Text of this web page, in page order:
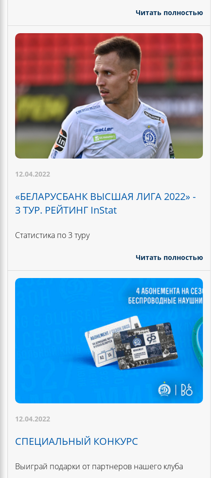
Читать полностью
12.04.2022
«БЕЛАРУСБАНК ВЫСШАЯ ЛИГА 2022» -
3 ТУР. РЕЙТИНГ InStat
Статистика по 3 туру
Читать полностью
12.04.2022
СПЕЦИАЛЬНЫЙ КОНКУРС
Выиграй подарки от партнеров нашего клуба